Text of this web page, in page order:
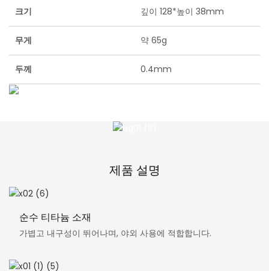
크기 깊이 128*높이 38mm
무게 약 65g
두께 0.4mm
제품 설명
순수 티타늄 소재
가볍고 내구성이 뛰어나며, 야외 사용에 적합합니다.